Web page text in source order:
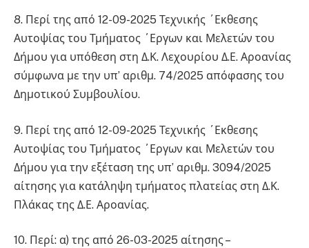
8. Περί της από 12-09-2025 Τεχνικής ΄Εκθεσης
Αυτοψίας του Τμήματος ΄Εργων και Μελετών του
Δήμου για υπόθεση στη Δ.Κ. Λεχουρίου Δ.Ε. Αροανίας
σύμφωνα με την υπ’ αριθμ. 74/2025 απόφασης του
Δημοτικού Συμβουλίου.
9. Περί της από 12-09-2025 Τεχνικής ΄Εκθεσης
Αυτοψίας του Τμήματος ΄Εργων και Μελετών του
Δήμου για την εξέταση της υπ’ αριθμ. 3094/2025
αίτησης για κατάληψη τμήματος πλατείας στη Δ.Κ.
Πλάκας της Δ.Ε. Αροανίας.
10. Περί: α) της από 26-03-2025 αίτησης –